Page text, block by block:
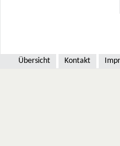
Übersicht Kontakt